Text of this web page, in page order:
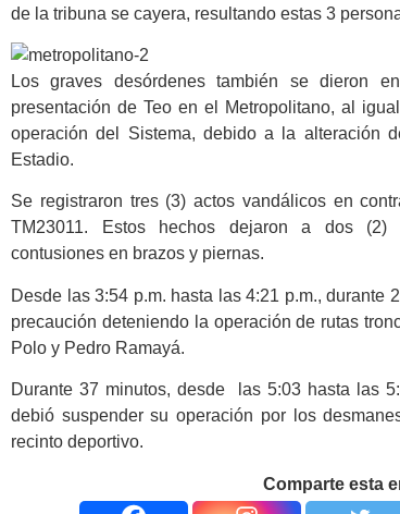
de la tribuna se cayera, resultando estas 3
Los graves desórdenes también se dieron
presentación de Teo en el Metropolitano, al
operación del Sistema, debido a la alteración
Estadio.
Se registraron tres (3) actos vandálicos en
TM23011. Estos hechos dejaron a dos (2)
contusiones en brazos y piernas.
Desde las 3:54 p.m. hasta las 4:21 p.m., durante
precaución deteniendo la operación de rutas
Polo y Pedro Ramayá.
Durante 37 minutos, desde las 5:03 hasta las
debió suspender su operación por los
recinto deportivo.
Comparte esta